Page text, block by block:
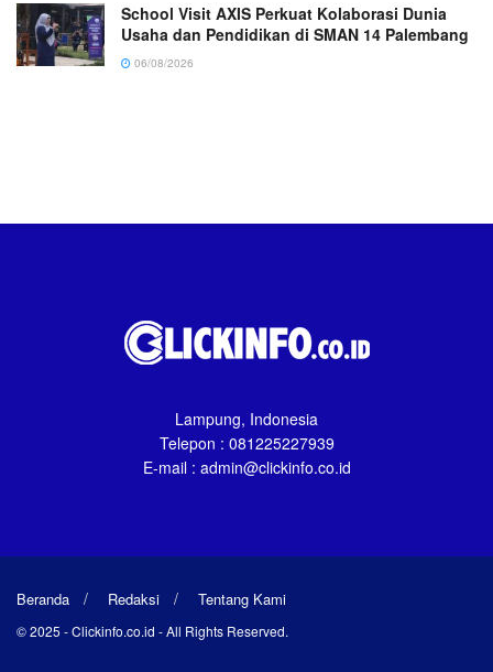
School Visit AXIS Perkuat Kolaborasi Dunia
Usaha dan Pendidikan di SMAN 14 Palembang
06/08/2026
Lampung, Indonesia
Telepon : 081225227939
E-mail : admin@clickinfo.co.id
Beranda Redaksi Tentang Kami
© 2025 - Clickinfo.co.id - All Rights Reserved.